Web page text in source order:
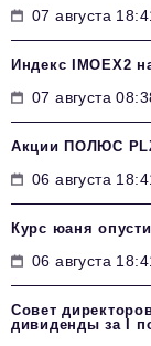
07 августа
Индекс IMOEX2
07 августа
Акции ПОЛЮС
06 августа
Курс юаня
06 августа
Совет
дивиденды за I